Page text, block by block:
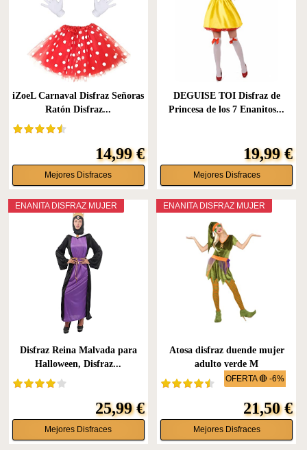
iZoeL Carnaval Disfraz Señoras
Ratón Disfraz...
14,99 €
Mejores Disfraces
DEGUISE TOI Disfraz de
Princesa de los 7 Enanitos...
19,99 €
Mejores Disfraces
ENANITA DISFRAZ MUJER
Disfraz Reina Malvada para
Halloween, Disfraz...
25,99 €
Mejores Disfraces
OFERTA 🔴 -6%
ENANITA DISFRAZ MUJER
Atosa disfraz duende mujer
adulto verde M
21,50 €
Mejores Disfraces